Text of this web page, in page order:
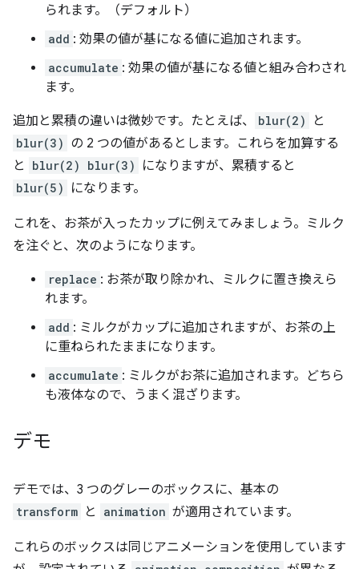
られます。（デフォルト）
add : 効果の値が基になる値に追加されます。
accumulate : 効果の値が基になる値と組み合わされ
ます。
追加と累積の違いは微妙です。たとえば、 blur(2) と
blur(3) の 2 つの値があるとします。これらを加算する
と
blur(2) blur(3) になりますが、累積すると
blur(5) になります。
これを、お茶が入ったカップに例えてみましょう。ミルク
を注ぐと、次のようになります。
replace : お茶が取り除かれ、ミルクに置き換えら
れます。
add : ミルクがカップに追加されますが、お茶の上
に重ねられたままになります。
accumulate : ミルクがお茶に追加されます。どちら
も液体なので、うまく混ざります。
デモ
デモでは、3 つのグレーのボックスに、基本の
transform と animation が適用されています。
これらのボックスは同じアニメーションを使用しています